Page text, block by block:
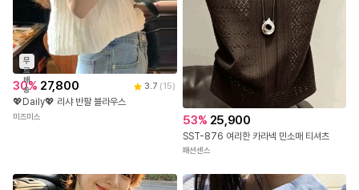
무
료
배
송
30% 27,800 3.7 (15)
💖Daily💖 리샤 반팔 블라우스
미즈미스 53% 25,900
SST-876 여리한 카라넥 민소매 티셔츠
패션센스